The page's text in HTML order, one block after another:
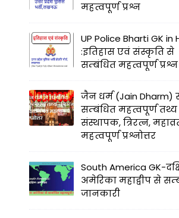
महत्वपूर्ण प्रश्न
UP Police Bharti GK in
:इतिहास एवं संस्कृति से
सम्बंधित महत्वपूर्ण प्रश्न
जैन धर्म (Jain Dharm)
सम्बंधित महत्वपूर्ण
संस्थापक, त्रिरत्न,
महत्वपूर्ण प्रश्नोत्तर
South America GK-
अमेरिका महाद्वीप से
जानकारी